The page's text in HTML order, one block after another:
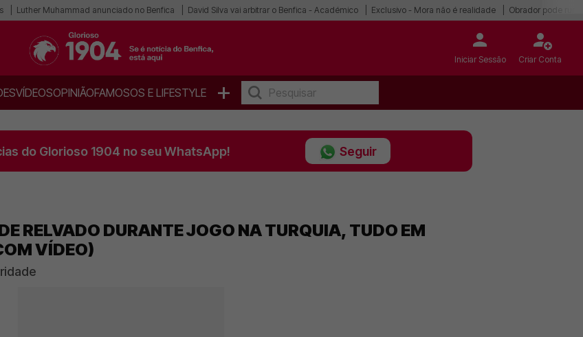
Luther Muhammad anunciado no Benfica David Silva vai arbitrar o Benfica - Académico Exclusivo - Mora não é realidade Obrador pode
Iniciar Sessão Criar Conta
VÍDEOSOPINIÃOFAMOSOS E LIFESTYLE +
do Glorioso 1904 no seu WhatsApp! Seguir
RELVADO DURANTE JOGO NA TURQUIA, TUDO EM
VÍDEO)